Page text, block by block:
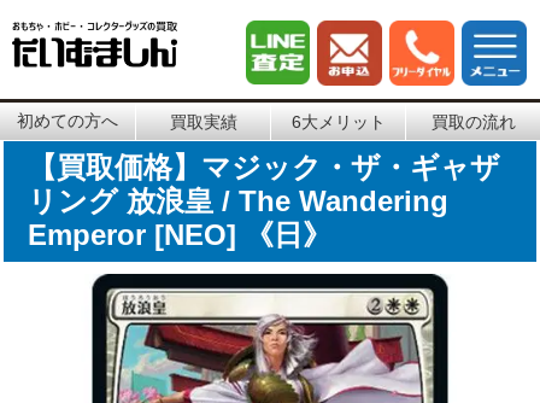
初めての方へ 買取実績 6大メリット 買取の流れ
【買取価格】マジック・ザ・ギャザ
リング 放浪皇 / The Wandering
Emperor [NEO] 《日》